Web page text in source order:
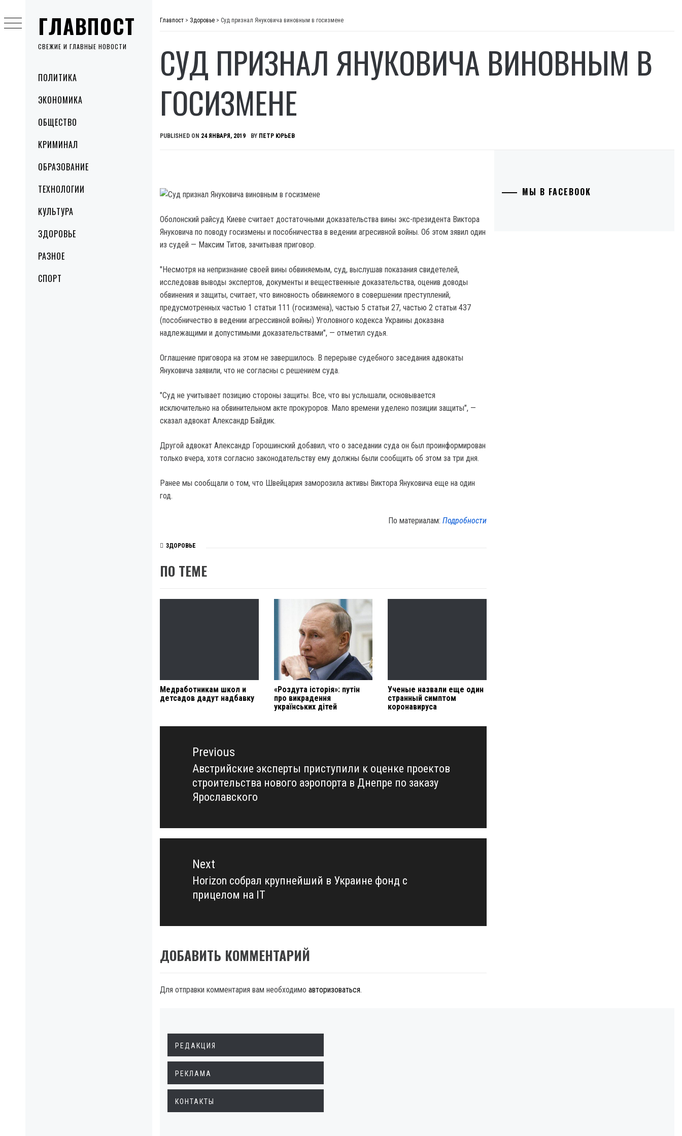
ГЛАВПОСТ
СВЕЖИЕ И ГЛАВНЫЕ НОВОСТИ
MenuПОЛИТИКА
ЭКОНОМИКА
ОБЩЕСТВО
КРИМИНАЛ
ОБРАЗОВАНИЕ
ТЕХНОЛОГИИ
КУЛЬТУРА
ЗДОРОВЬЕ
РАЗНОЕ
СПОРТ
to
content
Главпост > Здоровье > Суд признал Януковича виновным в госизмене
СУД ПРИЗНАЛ ЯНУКОВИЧА ВИНОВНЫМ В
ГОСИЗМЕНЕ
PUBLISHED ON 24 ЯНВАРЯ, 2019 BY ПЕТР ЮРЬЕВ
Оболонский райсуд Киеве считает достаточными доказательства вины экс-президента Виктора
Януковича по поводу госизмены и пособничества в ведении агресивной войны. Об этом зявил один
из судей — Максим Титов, зачитывая приговор.
"Несмотря на непризнание своей вины обвиняемым, суд, выслушав показания свидетелей,
исследовав выводы экспертов, документы и вещественные доказательства, оценив доводы
обвинения и защиты, считает, что виновность обвиняемого в совершении преступлений,
предусмотренных частью 1 статьи 111 (госизмена), частью 5 статьи 27, частью 2 статьи 437
(пособничество в ведении агрессивной войны) Уголовного кодекса Украины доказана
надлежащими и допустимыми доказательствами", — отметил судья.
Оглашение приговора на этом не завершилось. В перерыве судебного заседания адвокаты
Януковича заявили, что не согласны с решением суда.
"Суд не учитывает позицию стороны защиты. Все, что вы услышали, основывается
исключительно на обвинительном акте прокуроров. Мало времени уделено позиции защиты", —
сказал адвокат Александр Байдик.
Другой адвокат Александр Горошинский добавил, что о заседании суда он был проинформирован
только вчера, хотя согласно законодательству ему должны были сообщить об этом за три дня.
Ранее мы сообщали о том, что Швейцария заморозила активы Виктора Януковича еще на один
год.
По материалам:Подробности
ЗДОРОВЬЕ
ПО ТЕМЕ
Медработникам школ и
детсадов дадут надбавку
«Роздута історія»: путін
про викрадення
українських дітей
Ученые назвали еще один
странный симптом
коронавируса
Навигация
записямPrevious
Previous
post:
Австрийские эксперты приступили к оценке проектов
строительства нового аэропорта в Днепре по заказу
Ярославского
Next
Next
post:
Horizon собрал крупнейший в Украине фонд с
прицелом на IT
ДОБАВИТЬ КОММЕНТАРИЙ
Для отправки комментария вам необходимо авторизоваться.
МЫ В FACEBOOK
РЕДАКЦИЯ
РЕКЛАМА
КОНТАКТЫ